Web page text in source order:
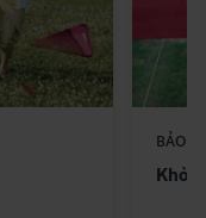
BẢO
Khỏe